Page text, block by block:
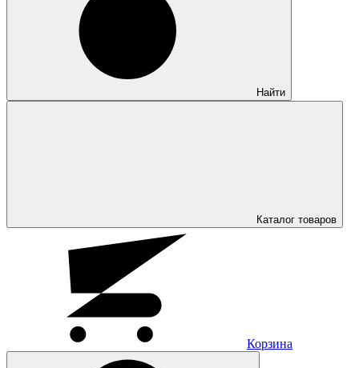
Найти
Каталог товаров
Корзина